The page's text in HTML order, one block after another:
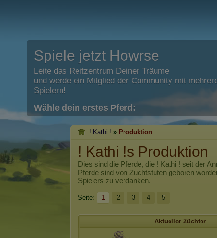
Spiele jetzt Howrse
Leite das Reitzentrum Deiner Träume
und werde ein Mitglied der Community mit
Spielern!
Wähle dein erstes Pferd:
! Kathi ! » Produktion
! Kathi !s Produktion
Dies sind die Pferde, die ! Kathi ! seit der
Pferde sind von Zuchtstuten geboren
Spielers zu verdanken.
Seite: 1 2 3 4 5
Aktueller Züchter